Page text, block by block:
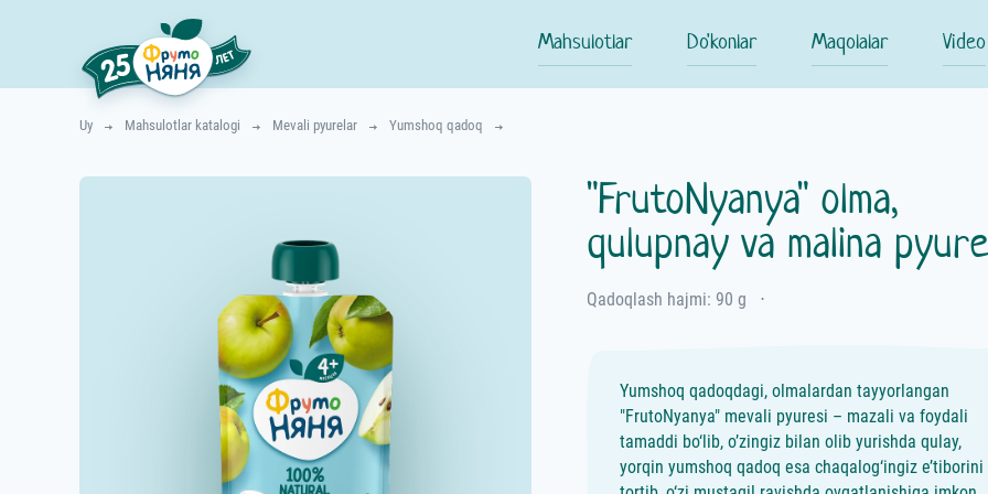
Mahsulotlar Do'konlar Maqolalar Video
Uy Mahsulotlar katalogi Mevali pyurelar Yumshoq qadoq
"FrutoNyanya" olma,
qulupnay va malina
Qadoqlash hajmi: 90 g ⋅
Yumshoq qadoqdagi, olmalardan tayyorlangan
"FrutoNyanya" mevali pyuresi – mazali va foydali
tamaddi bo‘lib, o’zingiz bilan olib yurishda qulay,
yorqin yumshoq qadoq esa chaqalog‘ingiz e’tiborini